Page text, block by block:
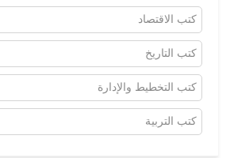
كتب الاقتصاد
كتب التاريخ
كتب التخطيط والإدارة
كتب التربية